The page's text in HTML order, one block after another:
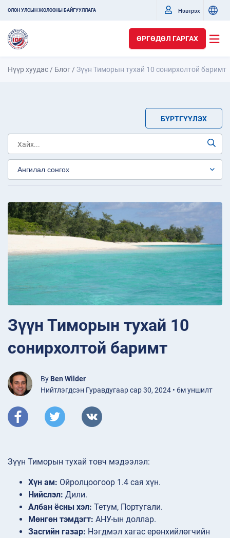
ОЛОН УЛСЫН ЖОЛООНЫ БАЙГУУЛЛАГА Нэвтрэх
ӨРГӨДӨЛ ГАРГАХ
Нүүр хуудас / Блог /Зүүн Тиморын тухай 10 сонирхолтой баримт
БҮРТГҮҮЛЭХ
Зүүн Тиморын тухай 10
сонирхолтой баримт
By Ben Wilder
Нийтлэгдсэн Гуравдугаар сар 30, 2024 • 6м уншилт
Зүүн Тиморын тухай товч мэдээлэл:
Хүн ам: Ойролцоогоор 1.4 сая хүн.
Нийслэл: Дили.
Албан ёсны хэл: Тетум, Португали.
Мөнгөн тэмдэгт: АНУ-ын доллар.
Засгийн газар: Нэгдмэл хагас ерөнхийлөгчийн